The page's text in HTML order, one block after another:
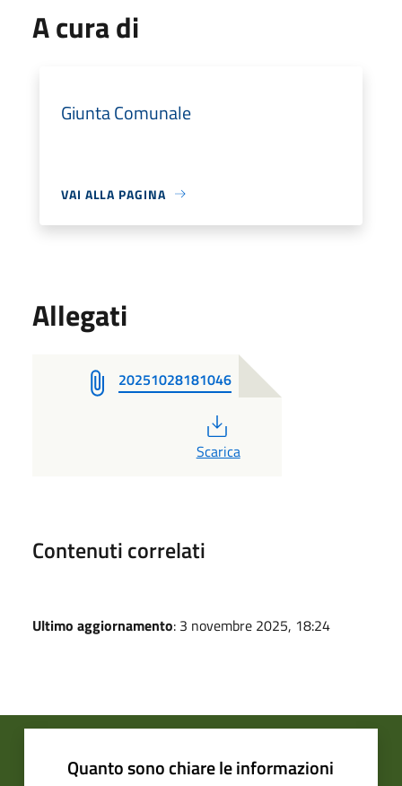
A cura di
Giunta Comunale
VAI ALLA PAGINA
Allegati
20251028181046
Scarica
Contenuti correlati
Ultimo aggiornamento: 3 novembre 2025, 18:24
Quanto sono chiare le informazioni